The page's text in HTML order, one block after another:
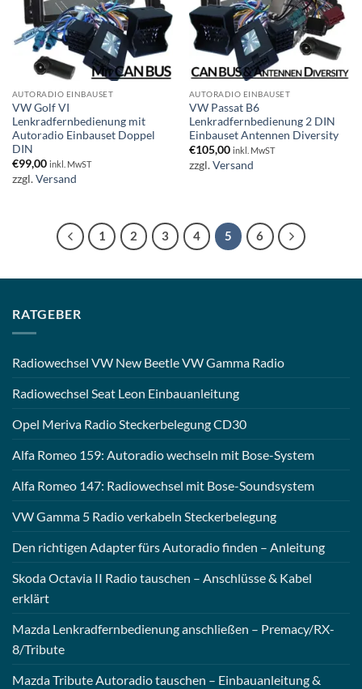
AUTORADIO EINBAUSET
VW Golf VI
Lenkradfernbedienung mit
Autoradio Einbauset Doppel
DIN
€99,00 inkl. MwST
zzgl.Versand
AUTORADIO EINBAUSET
VW Passat B6
Lenkradfernbedienung 2 DIN
Einbauset Antennen Diversity
€105,00 inkl. MwST
zzgl.Versand
1 2 3 4 5 6
RATGEBER
Radiowechsel VW New Beetle VW Gamma Radio
Radiowechsel Seat Leon Einbauanleitung
Opel Meriva Radio Steckerbelegung CD30
Alfa Romeo 159: Autoradio wechseln mit Bose-System
Alfa Romeo 147: Radiowechsel mit Bose-Soundsystem
VW Gamma 5 Radio verkabeln Steckerbelegung
Den richtigen Adapter fürs Autoradio finden – Anleitung
Skoda Octavia II Radio tauschen – Anschlüsse & Kabel
erklärt
Mazda Lenkradfernbedienung anschließen – Premacy/RX-
8/Tribute
Mazda Tribute Autoradio tauschen – Einbauanleitung &